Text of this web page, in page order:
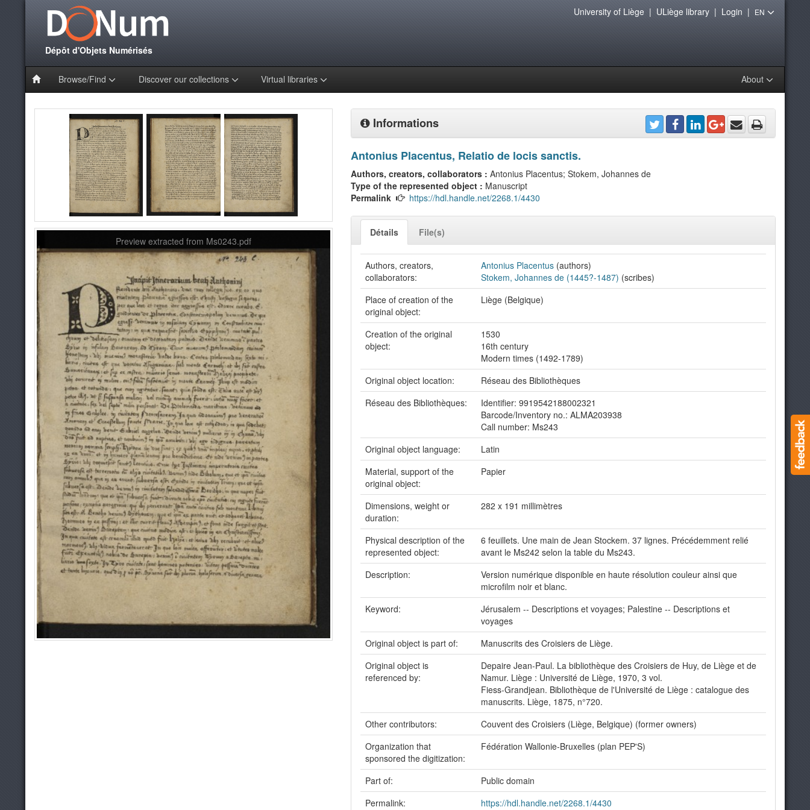
Dépôt d'Objets Numérisés
Browse/Find Discover our collections Virtual libraries About
University of Liège| ULiège library| Login | EN
Preview extracted from Ms0243.pdf
Informations
Antonius Placentus, Relatio de locis sanctis.
Authors, creators, collaborators : Antonius Placentus; Stokem, Johannes de
Type of the represented object : Manuscript
Permalink
https://hdl.handle.net/2268.1/4430
Détails File(s)
Authors, creators,
collaborators:
Antonius Placentus (authors)
Stokem, Johannes de (1445?-1487) (scribes)
Place of creation of the
original object:
Liège (Belgique)
Creation of the original
object:
1530
16th century
Modern times (1492-1789)
Original object location:
Réseau des Bibliothèques
Réseau des Bibliothèques:
Identifier: 9919542188002321
Barcode/Inventory no.: ALMA203938
Call number: Ms243
Original object language:
Latin
Material, support of the
original object:
Papier
Dimensions, weight or
duration:
282 x 191 millimètres
Physical description of the
represented object:
6 feuillets. Une main de Jean Stockem. 37 lignes. Précédemment relié
avant le Ms242 selon la table du Ms243.
Description:
Version numérique disponible en haute résolution couleur ainsi que
microfilm noir et blanc.
Keyword:
Jérusalem -- Descriptions et voyages; Palestine -- Descriptions et
voyages
Original object is part of:
Manuscrits des Croisiers de Liège.
Original object is
referenced by:
Depaire Jean-Paul. La bibliothèque des Croisiers de Huy, de Liège et de
Namur. Liège : Université de Liège, 1970, 3 vol.
Fiess-Grandjean. Bibliothèque de l'Université de Liège : catalogue des
manuscrits. Liège, 1875, n°720.
Other contributors:
Couvent des Croisiers (Liège, Belgique) (former owners)
Organization that
sponsored the digitization:
Fédération Wallonie-Bruxelles (plan PEP'S)
Part of:
Public domain
Permalink:
https://hdl.handle.net/2268.1/4430